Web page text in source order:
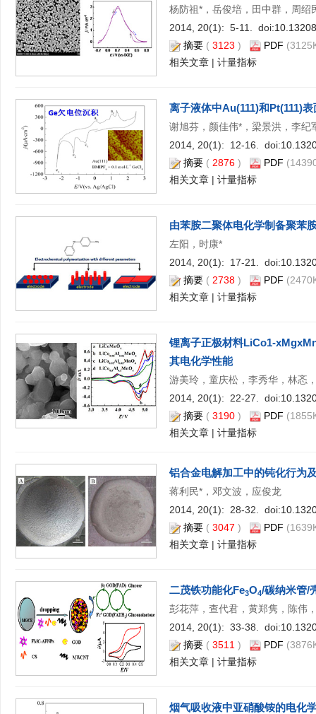
杨防祖*，岳俊培，田中群，周绍
2014, 20(1): 5-11. doi:
摘要( 3123 ) PDF
相关文章| 计量指标
离子液体中Au(111)和Pt(111)
谢旭芬，颜佳伟*，梁景洪，李纪
2014, 20(1): 12-16. doi:
摘要( 2876) PDF
相关文章| 计量指标
由苯胺二聚体电化学制备聚苯
左阳，时康*
2014, 20(1): 17-21. doi:
摘要( 2738) PDF
相关文章| 计量指标
锂离子正极材料LiCo1-
其电化学性能
游美玲，童庆松，李秀华，林忞
2014, 20(1): 22-27. doi:
摘要( 3190) PDF
相关文章| 计量指标
铝合金电解加工中的钝化行为
蒋利民*，邓文波，应俊龙
2014, 20(1): 28-32. doi:
摘要( 3047 ) PDF
相关文章| 计量指标
二茂铁功能化Fe3O4/碳纳米管/
彭花萍，查代君，黄郑隽，陈伟
2014, 20(1): 33-38. doi:
摘要( 3511 ) PDF
相关文章| 计量指标
烟气吸收液中亚硝酸铵的电化